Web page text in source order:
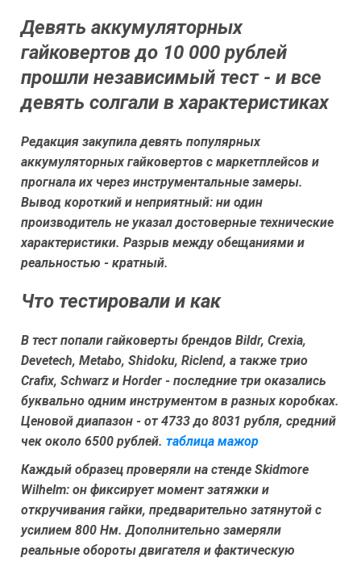
Девять аккумуляторных
гайковертов до 10 000 рублей
прошли независимый тест - и все
девять солгали в характеристиках
Редакция закупила девять популярных
аккумуляторных гайковертов с маркетплейсов и
прогнала их через инструментальные замеры.
Вывод короткий и неприятный: ни один
производитель не указал достоверные технические
характеристики. Разрыв между обещаниями и
реальностью - кратный.
Что тестировали и как
В тест попали гайковерты брендов Bildr, Crexia,
Devetech, Metabo, Shidoku, Riclend, а также трио
Crafix, Schwarz и Horder - последние три оказались
буквально одним инструментом в разных коробках.
Ценовой диапазон - от 4733 до 8031 рубля, средний
чек около 6500 рублей. таблица мажор
Каждый образец проверяли на стенде Skidmore
Wilhelm: он фиксирует момент затяжки и
откручивания гайки, предварительно затянутой с
усилием 800 Нм. Дополнительно замеряли
реальные обороты двигателя и фактическую